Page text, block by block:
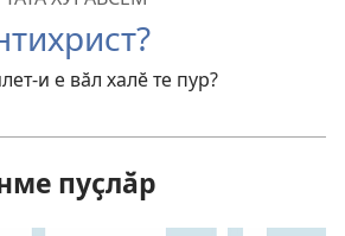
и е вӑл халӗ те пур?
пуҫлӑр